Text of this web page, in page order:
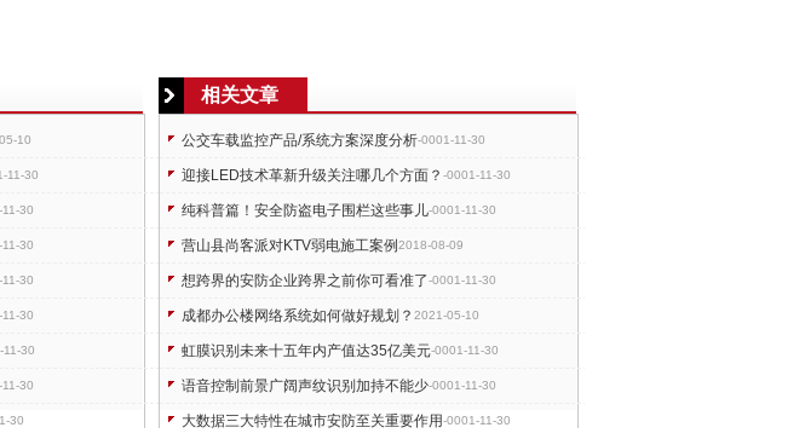
10
11-30
30
30
30
30
11-30
30
30
相关文章
公交车载监控产品/系统方案深度分析-0001-11-30
迎接LED技术革新升级关注哪几个方面？ -0001-11-30
纯科普篇！安全防盗电子围栏这些事儿-0001-11-30
营山县尚客派对KTV弱电施工案例2018-08-09
想跨界的安防企业跨界之前你可看准了-0001-11-30
成都办公楼网络系统如何做好规划？ 2021-05-10
虹膜识别未来十五年内产值达35亿美元-0001-11-30
语音控制前景广阔声纹识别加持不能少-0001-11-30
大数据三大特性在城市安防至关重要作用-0001-11-30